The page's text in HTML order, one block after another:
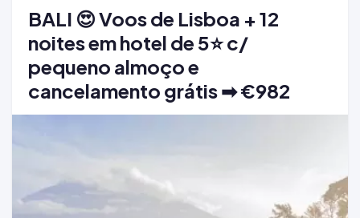
BALI 😍 Voos de Lisboa + 12
noites em hotel de 5⭐ c/
pequeno almoço e
cancelamento grátis ➡ €982